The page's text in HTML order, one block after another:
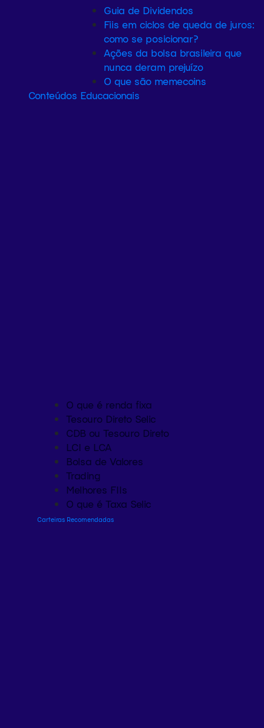
Guia de Dividendos
Fiis em ciclos de queda de juros:
como se posicionar?
Ações da bolsa brasileira que
nunca deram prejuízo
O que são memecoins
Conteúdos Educacionais
O que é renda fixa
Tesouro Direto Selic
CDB ou Tesouro Direto
LCI e LCA
Bolsa de Valores
Trading
Melhores FIIs
O que é Taxa Selic
Carteiras Recomendadas